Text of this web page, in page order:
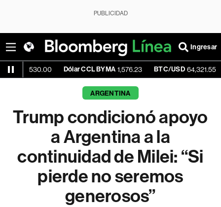
PUBLICIDAD
Ingresar
Dólar CCL BYMA 1,576.23 BTC/USD 64,321.55 -0.11%
ARGENTINA
Trump condicionó apoyo
a Argentina a la
continuidad de Milei: “Si
pierde no seremos
generosos”